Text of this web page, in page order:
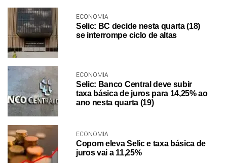
ECONOMIA
Selic: BC decide nesta quarta (18)
se interrompe ciclo de altas
ECONOMIA
Selic: Banco Central deve subir
taxa básica de juros para 14,25% ao
ano nesta quarta (19)
ECONOMIA
Copom eleva Selic e taxa básica de
juros vai a 11,25%